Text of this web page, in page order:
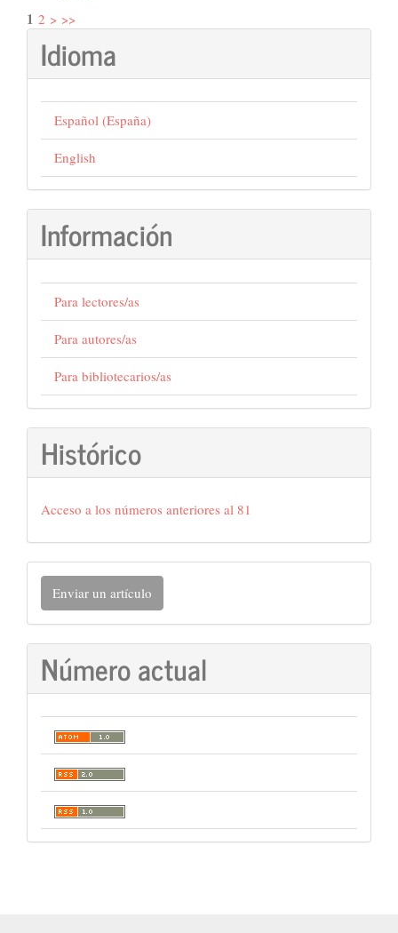
1 2 > >>
Idioma
Español (España)
English
Información
Para lectores/as
Para autores/as
Para bibliotecarios/as
Histórico
Acceso a los números anteriores al 81
Enviar
un
artículo
Enviar un artículo
Número actual